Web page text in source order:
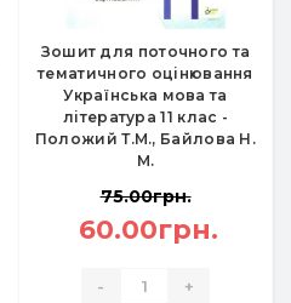
Зошит для поточного та
тематичного оцінювання
Українська мова та
література 11 клас -
Положий Т.М., Байлова Н.
М.
75.00грн.
60.00грн.
- +